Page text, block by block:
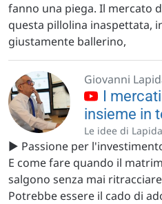
fanno una piega. Il mercato
questa pillolina inaspettata,
giustamente ballerino,
Giovanni
I
insieme in
Le idee di
▶️ Passione per
E come fare quando il
salgono senza mai
Potrebbe essere il cado di